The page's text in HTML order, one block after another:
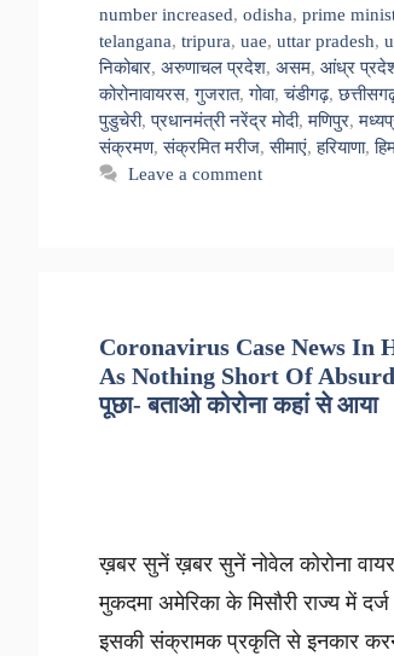
number increased, odisha, prime
telangana, tripura, uae, uttar pradesh,
निकोबार, अरुणाचल प्रदेश, असम, आंध्र
कोरोनावायरस,गुजरात,गोवा,चंडीगढ़,
पुडुचेरी,प्रधानमंत्री नरेंद्र मोदी,मणिपुर,
संक्रमण,संक्रमित मरीज,सीमाएं,हरियाणा,
Leave a comment
Coronavirus Case News In
As Nothing Short Of
पूछा- बताओ कोरोना कहां से आया
ख़बर सुनें ख़बर सुनें नोवेल कोरोना
मुकदमा अमेरिका के मिसौरी राज्य में
इसकी संक्रामक प्रकृति से इनकार